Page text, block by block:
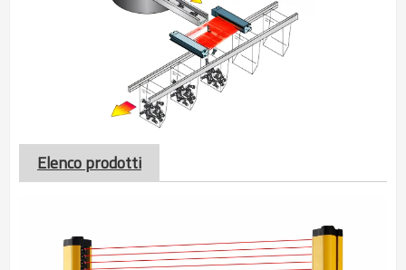
Elenco prodotti